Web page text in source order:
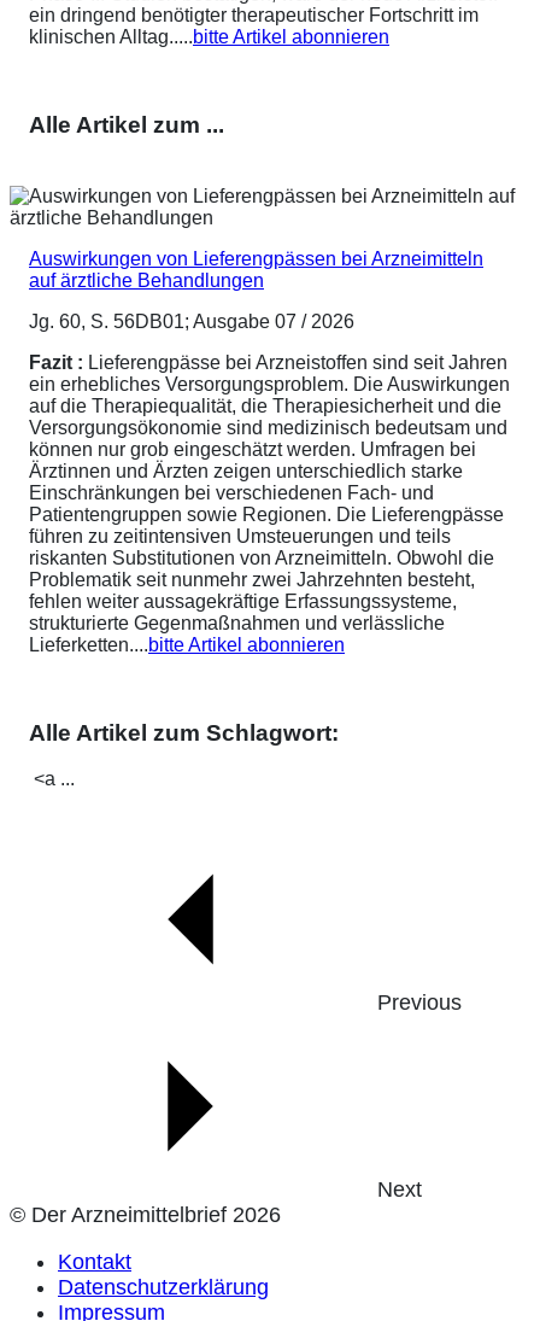
ein dringend benötigter therapeutischer Fortschritt im
klinischen Alltag.....bitte Artikel abonnieren
Alle Artikel zum ...
Auswirkungen von Lieferengpässen bei Arzneimitteln
auf ärztliche Behandlungen
Jg. 60, S. 56DB01; Ausgabe 07 / 2026
Fazit : Lieferengpässe bei Arzneistoffen sind seit Jahren
ein erhebliches Versorgungsproblem. Die Auswirkungen
auf die Therapiequalität, die Therapiesicherheit und die
Versorgungsökonomie sind medizinisch bedeutsam und
können nur grob eingeschätzt werden. Umfragen bei
Ärztinnen und Ärzten zeigen unterschiedlich starke
Einschränkungen bei verschiedenen Fach- und
Patientengruppen sowie Regionen. Die Lieferengpässe
führen zu zeitintensiven Umsteuerungen und teils
riskanten Substitutionen von Arzneimitteln. Obwohl die
Problematik seit nunmehr zwei Jahrzehnten besteht,
fehlen weiter aussagekräftige Erfassungssysteme,
strukturierte Gegenmaßnahmen und verlässliche
Lieferketten....bitte Artikel abonnieren
Alle Artikel zum Schlagwort:
<a ...
Previous
Next
© Der Arzneimittelbrief 2026
Kontakt
Datenschutzerklärung
Impressum